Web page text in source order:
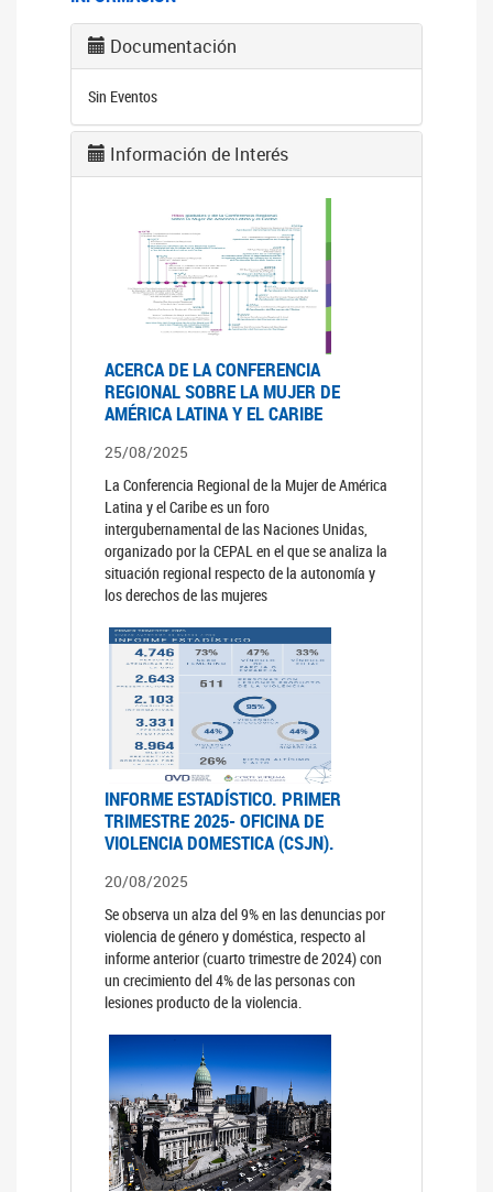
Documentación
Sin Eventos
Información de Interés
ACERCA DE LA CONFERENCIA
REGIONAL SOBRE LA MUJER DE
AMÉRICA LATINA Y EL CARIBE
25/08/2025
La Conferencia Regional de la Mujer de América
Latina y el Caribe es un foro
intergubernamental de las Naciones Unidas,
organizado por la CEPAL en el que se analiza la
situación regional respecto de la autonomía y
los derechos de las mujeres
INFORME ESTADÍSTICO. PRIMER
TRIMESTRE 2025- OFICINA DE
VIOLENCIA DOMESTICA (CSJN).
20/08/2025
Se observa un alza del 9% en las denuncias por
violencia de género y doméstica, respecto al
informe anterior (cuarto trimestre de 2024) con
un crecimiento del 4% de las personas con
lesiones producto de la violencia.